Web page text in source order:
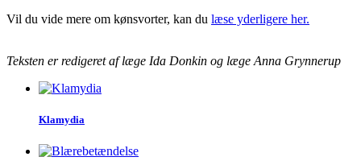
Vil du vide mere om kønsvorter, kan du læse yderligere her.
Teksten er redigeret af læge Ida Donkin og læge Anna Grynnerup
Klamydia